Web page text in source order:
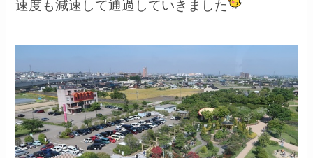
速度も減速して通過していきました